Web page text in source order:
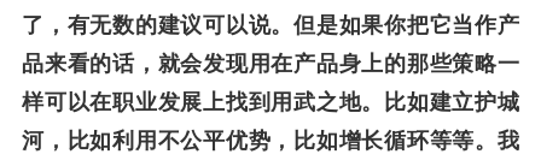
了，有无数的建议可以说。但是如果你把它当作产
品来看的话，就会发现用在产品身上的那些策略一
样可以在职业发展上找到用武之地。比如建立护城
河，比如利用不公平优势，比如增长循环等等。我